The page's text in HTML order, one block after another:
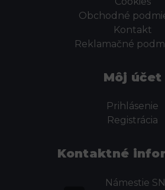
Obchodné
Kontakt
Reklamačné
Môj účet
Prihlásenie
Registrácia
Kontaktné
Námestie